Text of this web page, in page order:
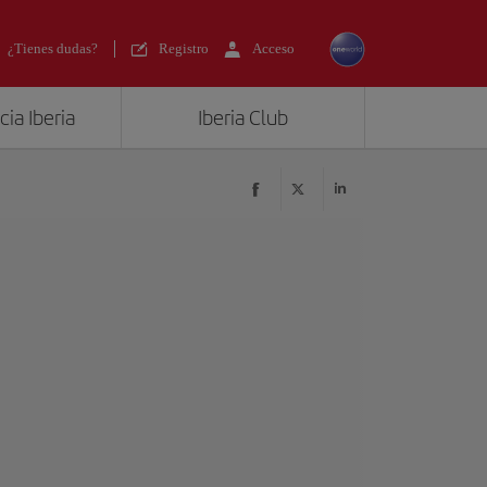
¿Tienes dudas? Registro Acceso
Iberia Iberia Club